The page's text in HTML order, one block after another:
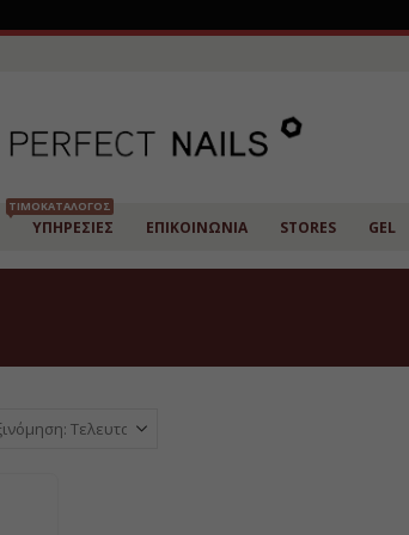
ΥΠΗΡΕΣΊΕΣ
ΤΙΜΟΚΑΤΆΛΟΓΟΣ
ΕΠΙΚΟΙΝΩΝΊΑ STORES GEL